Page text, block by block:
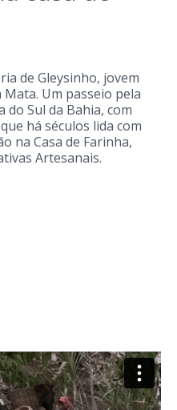
de Gleysinho, jovem
Um passeio pela
do Sul da Bahia, com
há séculos lida com
na Casa de Farinha,
Artesanais.